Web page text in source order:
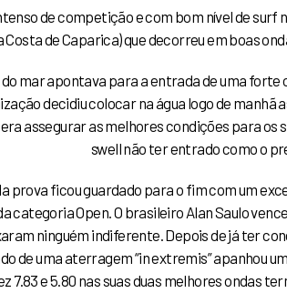
de competição e com bom nível de surf
Costa de Caparica) que decorreu em boas
mar apontava para a entrada de uma
decidiu colocar na água logo de manhã
assegurar as melhores condições para os
swell não ter entrado como o
prova ficou guardado para o fim com um
categoria Open. O brasileiro Alan Saulo
ninguém indiferente. Depois de já ter
de uma aterragem “in extremis” apanhou
7.83 e 5.80 nas suas duas melhores ondas